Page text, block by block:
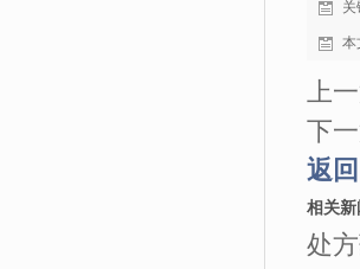
关
本
上一
下一
返回
相关新
处